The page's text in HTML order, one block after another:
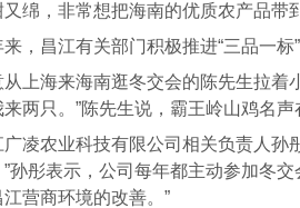
又绵，非常想把海南的优质农产品带
来，昌江有关部门积极推进“三品一
从上海来海南逛冬交会的陈先生拉着
来两只。”陈先生说，霸王岭山鸡名
广凌农业科技有限公司相关负责人孙
”孙彤表示，公司每年都主动参加冬
江营商环境的改善。”